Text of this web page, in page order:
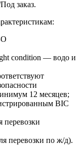
заказ.
condition — водо и
12 месяцев;
BIC
перевозки
перевозки по ж/д).